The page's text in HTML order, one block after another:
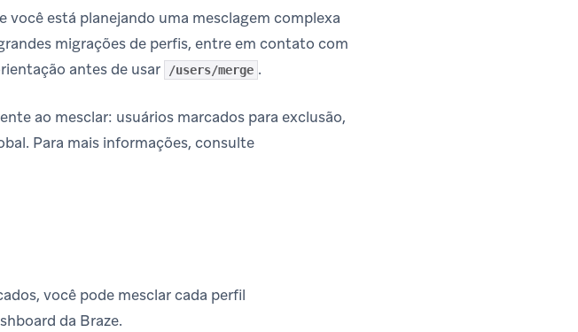
você está planejando uma mesclagem complexa
migrações de perfis, entre em contato com
antes de usar
/users/merge .
ao mesclar: usuários marcados para exclusão,
Para mais informações, consulte
você pode mesclar cada perfil
da Braze.